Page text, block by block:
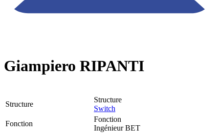
Giampiero RIPANTI
Structure
Structure
Switch
Fonction
Fonction
Ingénieur BET